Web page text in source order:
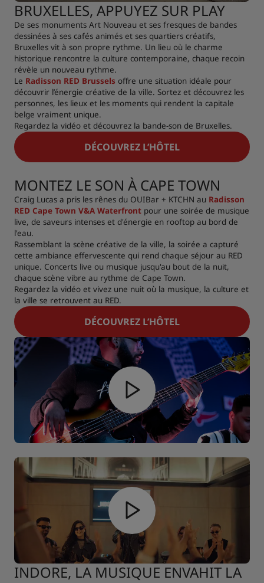
BRUXELLES, APPUYEZ SUR PLAY
De ses monuments Art Nouveau et ses fresques de bandes
dessinées à ses cafés animés et ses quartiers créatifs,
Bruxelles vit à son propre rythme. Un lieu où le charme
historique rencontre la culture contemporaine, chaque recoin
révèle un nouveau rythme.
Le Radisson RED Brussels offre une situation idéale pour
découvrir l’énergie créative de la ville. Sortez et découvrez les
personnes, les lieux et les moments qui rendent la capitale
belge vraiment unique.
Regardez la vidéo et découvrez la bande-son de Bruxelles.
DÉCOUVREZ L’HÔTEL
MONTEZ LE SON À CAPE TOWN
Craig Lucas a pris les rênes du OUIBar + KTCHN au Radisson
RED Cape Town V&A Waterfront pour une soirée de musique
live, de saveurs intenses et d'énergie en rooftop au bord de
l'eau.
Rassemblant la scène créative de la ville, la soirée a capturé
cette ambiance effervescente qui rend chaque séjour au RED
unique. Concerts live ou musique jusqu'au bout de la nuit,
chaque scène vibre au rythme de Cape Town.
Regardez la vidéo et vivez une nuit où la musique, la culture et
la ville se retrouvent au RED.
DÉCOUVREZ L’HÔTEL
INDORE, LA MUSIQUE ENVAHIT LA